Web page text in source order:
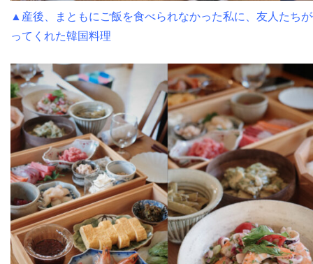
▲産後、まともにご飯を食べられなかった私に、友人たち
ってくれた韓国料理